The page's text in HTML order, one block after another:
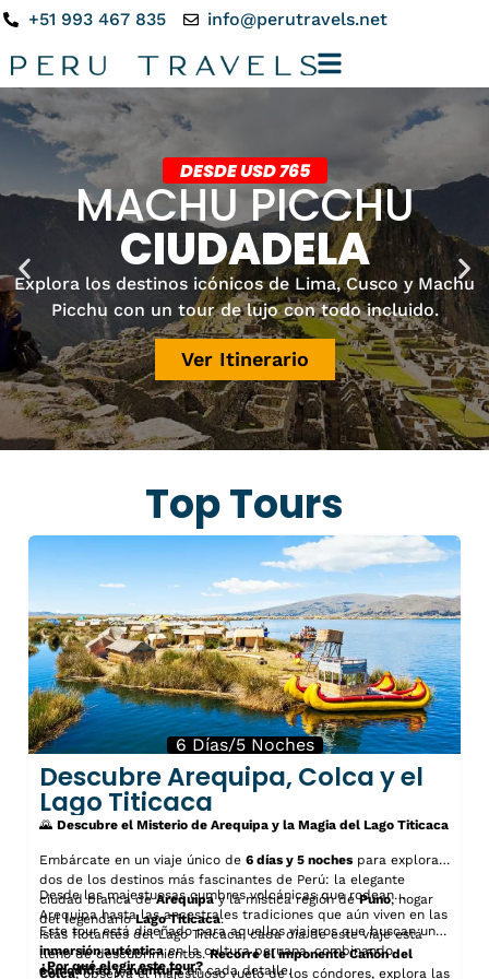
+51 993 467 835 info@perutravels.net
DESDE USD 765
MACHU PICCHU
CIUDADELA
Explora los destinos icónicos de Lima, Cusco y Machu
Picchu con un tour de lujo con todo incluido.
Ver Itinerario
Top Tours
6 Días/5 Noches
Descubre Arequipa, Colca y el
Lago Titicaca
🌄 Descubre el Misterio de Arequipa y la Magia del Lago Titicaca
Embárcate en un viaje único de 6 días y 5 noches para explorar
dos de los destinos más fascinantes de Perú: la elegante
ciudad blanca deArequipay la mística región dePuno, hogar
del legendarioLago Titicaca.
Desde las majestuosas cumbres volcánicas que rodean
Arequipa hasta las ancestrales tradiciones que aún viven en las
islas flotantes del Lago Titicaca, cada día de este viaje está
lleno de descubrimientos.Recorre el imponente Cañón del
Colca, observa el majestuoso vuelo de los cóndores, explora las
Este tour está diseñado para aquellos viajeros que buscan una
inmersión auténticaen la cultura peruana, combinando
comodidad y aventuraen cada detalle.
¿Por qué elegir este tour?